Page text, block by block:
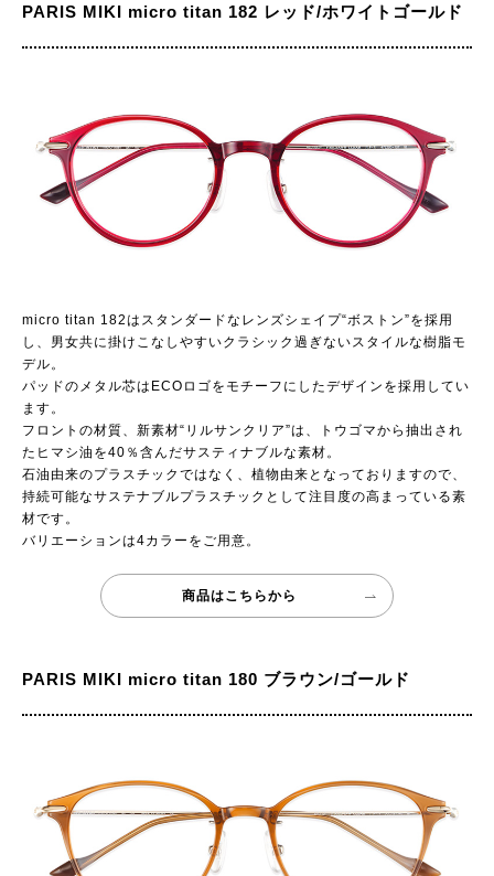
PARIS MIKI micro titan 182 レッド/ホワイトゴールド
micro titan 182はスタンダードなレンズシェイプ“ボストン”を採用
し、男女共に掛けこなしやすいクラシック過ぎないスタイルな樹脂モ
デル。
パッドのメタル芯はECOロゴをモチーフにしたデザインを採用してい
ます。
フロントの材質、新素材“リルサンクリア”は、トウゴマから抽出され
たヒマシ油を40％含んだサスティナブルな素材。
石油由来のプラスチックではなく、植物由来となっておりますので、
持続可能なサステナブルプラスチックとして注目度の高まっている素
材です。
バリエーションは4カラーをご用意。
商品はこちらから
PARIS MIKI micro titan 180 ブラウン/ゴールド